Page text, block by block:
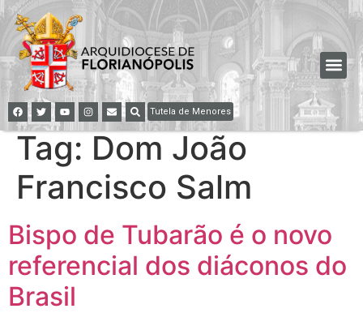
Tutela de Menores
Tag: Dom João
Francisco Salm
Bispo de Tubarão é o novo
referencial dos diáconos do
Brasil